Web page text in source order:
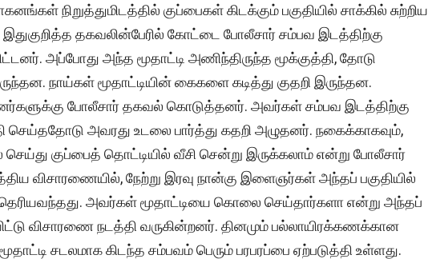
நிறுத்துமிடத்தில் குப்பைகள் கிடக்கும் பகுதியில் சாக்கில் சுற்றிய
இதுகுறித்த தகவலின்பேரில் கோட்டை போலீசார் சம்பவ இடத்திற்கு
அப்போது அந்த மூதாட்டி அணிந்திருந்த மூக்குத்தி, தோடு
நாய்கள் மூதாட்டியின் கைகளை கடித்து குதறி இருந்தன.
போலீசார் தகவல் கொடுத்தனர். அவர்கள் சம்பவ இடத்திற்கு
அவரது உடலை பார்த்து கதறி அழுதனர். நகைக்காகவும்,
குப்பைத் தொட்டியில் வீசி சென்று இருக்கலாம் என்று போலீசார்
விசாரணையில், நேற்று இரவு நான்கு இளைஞர்கள் அந்தப் பகுதியில்
அவர்கள் மூதாட்டியை கொலை செய்தார்களா என்று அந்தப்
விசாரணை நடத்தி வருகின்றனர். தினமும் பல்லாயிரக்கணக்கான
சடலமாக கிடந்த சம்பவம் பெரும் பரபரப்பை ஏற்படுத்தி உள்ளது.